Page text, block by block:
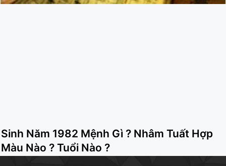
Sinh Năm 1982 Mệnh Gì ? Nhâm Tuất Hợp
Màu Nào ? Tuổi Nào ?